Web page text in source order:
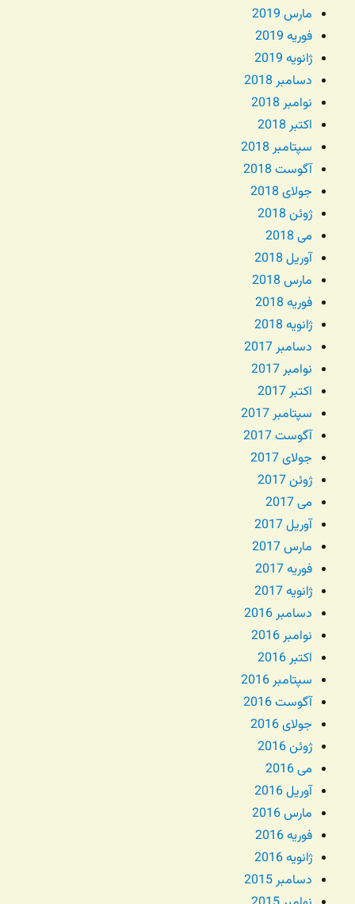
مارس 2019
فوریه 2019
ژانویه 2019
دسامبر 2018
نوامبر 2018
اکتبر 2018
سپتامبر 2018
آگوست 2018
جولای 2018
ژوئن 2018
می 2018
آوریل 2018
مارس 2018
فوریه 2018
ژانویه 2018
دسامبر 2017
نوامبر 2017
اکتبر 2017
سپتامبر 2017
آگوست 2017
جولای 2017
ژوئن 2017
می 2017
آوریل 2017
مارس 2017
فوریه 2017
ژانویه 2017
دسامبر 2016
نوامبر 2016
اکتبر 2016
سپتامبر 2016
آگوست 2016
جولای 2016
ژوئن 2016
می 2016
آوریل 2016
مارس 2016
فوریه 2016
ژانویه 2016
دسامبر 2015